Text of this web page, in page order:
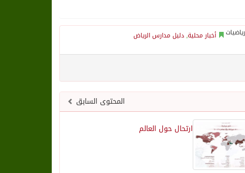
أخبار محلية, دليل مدارس الرياض
المحتوى السابق
ارتحال حول العالم